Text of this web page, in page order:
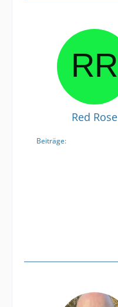
Red Rose
Beiträge